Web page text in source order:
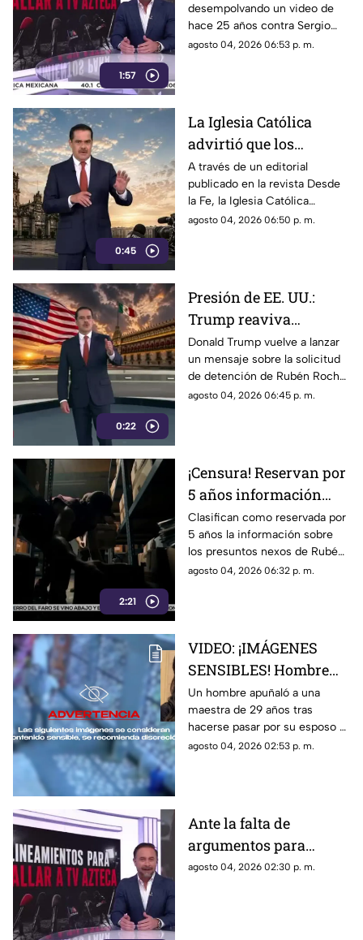
1:57
diseñados para
censurar, el Gobierno
recurrió a la
desempolvando un video de
hace 25 años contra Sergio
Sarmiento. No es una disputa
agosto 04, 2026 06:53 p. m.
0:45
La Iglesia Católica
advirtió que los
lineamientos para la
defensa de las
audiencias podrían
convertirse en un
A través de un editorial
publicado en la revista Desde
la Fe, la Iglesia Católica
advirtió que los lineamientos
agosto 04, 2026 06:50 p. m.
0:22
Presión de EE. UU.:
Trump reaviva
señalamientos contra
Rubén Rocha Moya y
Enrique Inzunza
Donald Trump vuelve a lanzar
un mensaje sobre la solicitud
de detención de Rubén Rocha
Moya y Enrique Inzunza.
agosto 04, 2026 06:45 p. m.
2:21
¡Censura! Reservan por
5 años información
sobre presuntos nexos
de Rocha Moya e
Inzunza con el crimen
Clasifican como reservada por
5 años la información sobre
los presuntos nexos de Rubén
Rocha Moya y Enrique Inzunza
agosto 04, 2026 06:32 p. m.
VIDEO: ¡IMÁGENES
SENSIBLES! Hombre
apuñala más de 30
veces a maestra de 29
años en una escuela
Un hombre apuñaló a una
maestra de 29 años tras
hacerse pasar por su esposo e
ingresar a la escuela; te
agosto 04, 2026 02:53 p. m.
Ante la falta de
argumentos para
justificar lineamientos
agosto 04, 2026 02:30 p. m.